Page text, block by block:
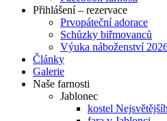
Přihlášení – rezervace
Prvopáteční adorace
Schůzky biřmovanců
Výuka náboženství
Články
Galerie
Naše farnosti
Jablonec
kostel